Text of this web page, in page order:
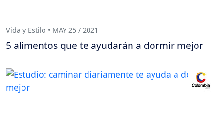
Vida y Estilo • MAY 25 / 2021
5 alimentos que te ayudarán a dormir mejor